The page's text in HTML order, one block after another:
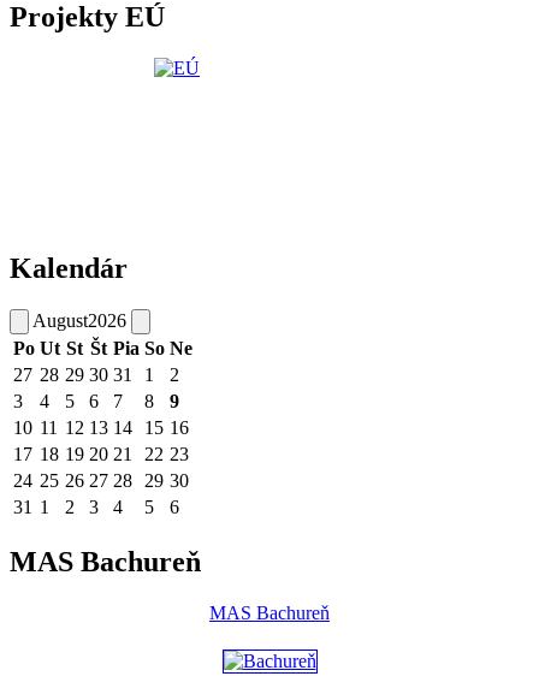
Projekty EÚ
Kalendár
August2026
Po Ut St Št Pia So Ne
27 28 29 30 31 1
2
3
4 5 6 7 8
9
10 11 12 13 14 15 16
17 18 19 20 21 22 23
24 25 26 27 28 29 30
31 1 2 3 4 5 6
MAS Bachureň
MAS Bachureň